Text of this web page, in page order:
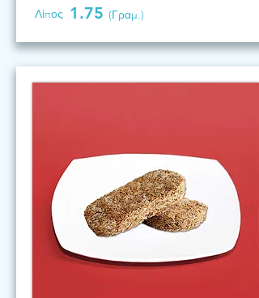
Λίπος 1.75 (Γραμ.)